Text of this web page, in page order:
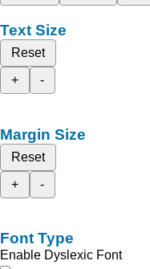
Text Size
Reset
+
-
Margin Size
Reset
+
-
Font Type
Enable Dyslexic Font